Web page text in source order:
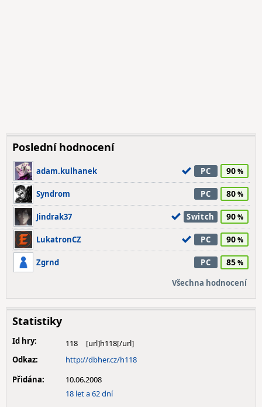
Poslední hodnocení
adam.kulhanek PC 90
Syndrom PC 80
Jindrak37 Switch 90
LukatronCZ PC 90
Zgrnd PC 85
Všechna hodnocení
Statistiky
Id hry:
118
Odkaz:
http://dbher.cz/h118
Přidána:
10.06.2008
18 let a 62 dní